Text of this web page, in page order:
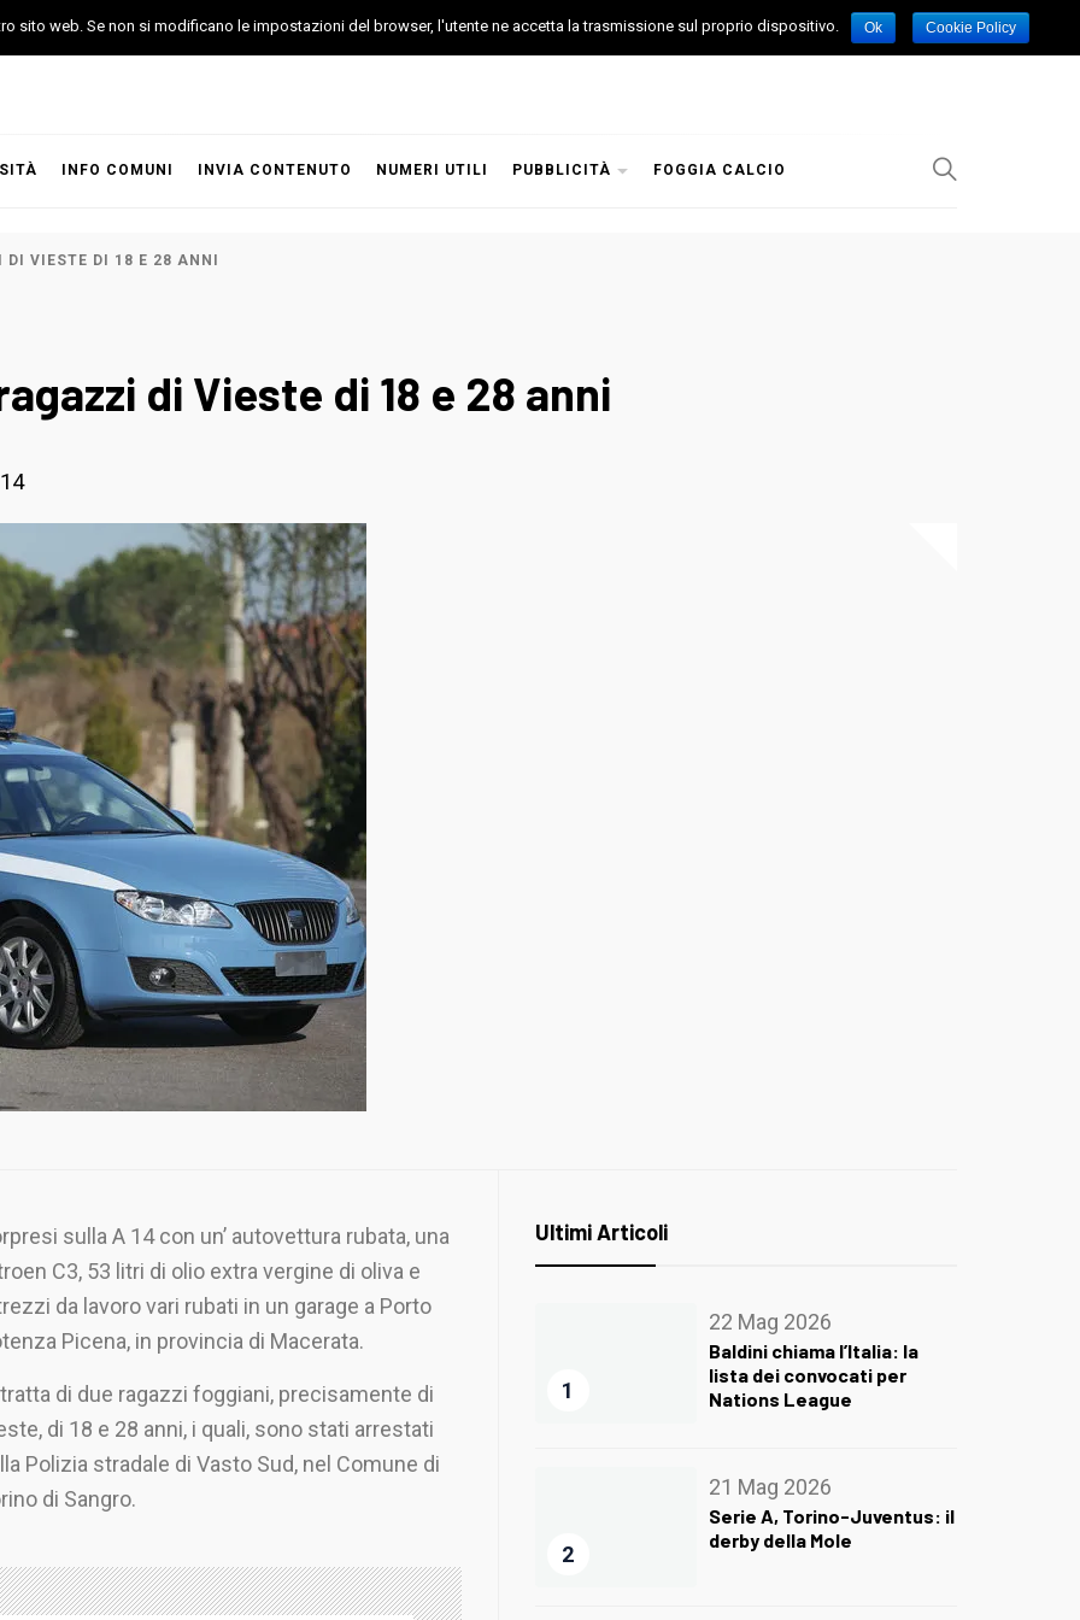
INFO COMUNI INVIA CONTENUTO NUMERI UTILI PUBBLICITÀ FOGGIA CALCIO
DI VIESTE DI 18 E 28 ANNI
di Vieste di 18 e 28 anni
sulla A 14 con un’ autovettura rubata, una
C3, 53 litri di olio extra vergine di oliva e
da lavoro vari rubati in un garage a Porto
Picena, in provincia di Macerata.
di due ragazzi foggiani, precisamente di
di 18 e 28 anni, i quali, sono stati arrestati
Polizia stradale di Vasto Sud, nel Comune di
di Sangro.
Ultimi Articoli
1
22 Mag 2026
Baldini chiama l’Italia: la
lista dei convocati per
Nations League
2
21 Mag 2026
Serie A, Torino-Juventus: il
derby della Mole
sito web. Se non si modificano le impostazioni del browser, l'utente ne accetta la trasmissione sul proprio dispositivo. Ok Cookie Policy